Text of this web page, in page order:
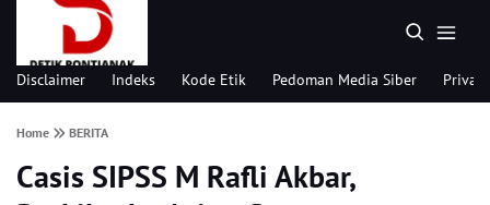
Disclaimer Indeks Kode Etik Pedoman Media Siber
Home BERITA
Casis SIPSS M Rafli Akbar,